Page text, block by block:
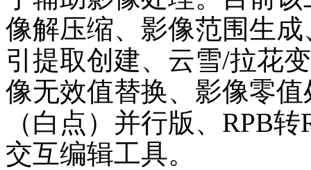
像解压缩、影像范围生
引提取创建、云雪/拉花
像无效值替换、影像零
（白点）并行版、 RPB转
交互编辑工具。